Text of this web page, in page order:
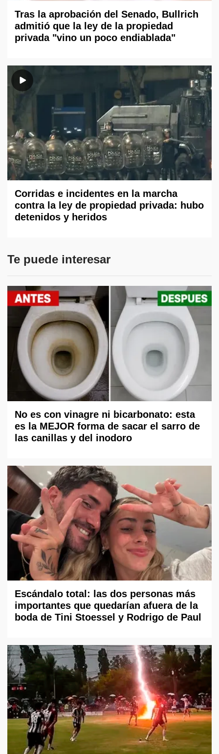
Tras la aprobación del Senado, Bullrich
admitió que la ley de la propiedad
privada "vino un poco endiablada"
Corridas e incidentes en la marcha
contra la ley de propiedad privada: hubo
detenidos y heridos
Te puede interesar
No es con vinagre ni bicarbonato: esta
es la MEJOR forma de sacar el sarro de
las canillas y del inodoro
Escándalo total: las dos personas más
importantes que quedarían afuera de la
boda de Tini Stoessel y Rodrigo de Paul